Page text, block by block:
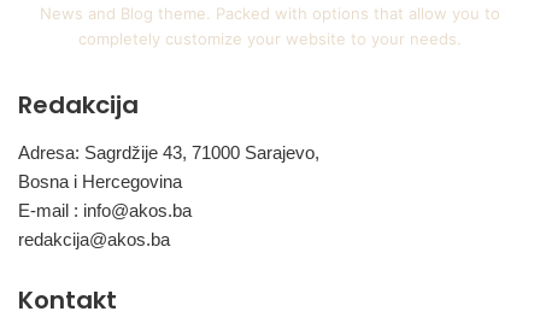
News and Blog theme. Packed with options that allow you to
completely customize your website to your needs.
Redakcija
Adresa: Sagrdžije 43, 71000 Sarajevo,
Bosna i Hercegovina
E-mail : info@akos.ba
redakcija@akos.ba
Kontakt